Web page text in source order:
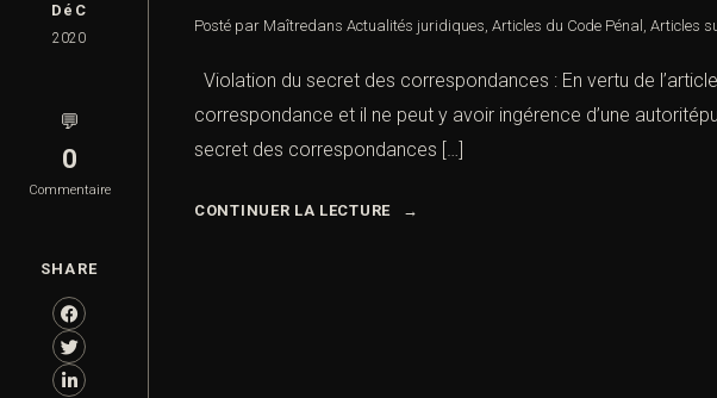
DéC
2020
💬
0
Commentaire
SHARE
Posté par Maîtredans Actualités juridiques, Articles du Code Pénal , Articles
Violation du secret des correspondances : En vertu de
correspondance et il ne peut y avoir ingérence d’une
secret des correspondances […]
CONTINUER LA LECTURE